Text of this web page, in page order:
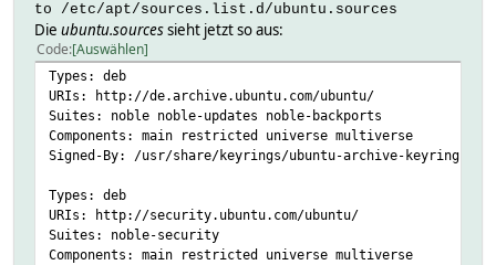
to /etc/apt/sources.list.d/ubuntu.sources
Die ubuntu.sourcessieht jetzt so aus:
Code Auswählen
Types: deb
URIs: http://de.archive.ubuntu.com/ubuntu/
Suites: noble noble-updates noble-backports
Components: main restricted universe multiverse
Signed-By: /usr/share/keyrings/ubuntu-archive-keyring.gpg
Types: deb
URIs: http://security.ubuntu.com/ubuntu/
Suites: noble-security
Components: main restricted universe multiverse